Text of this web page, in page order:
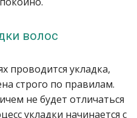
волос
проводится укладка,
строго по правилам.
не будет отличаться
укладки начинается с